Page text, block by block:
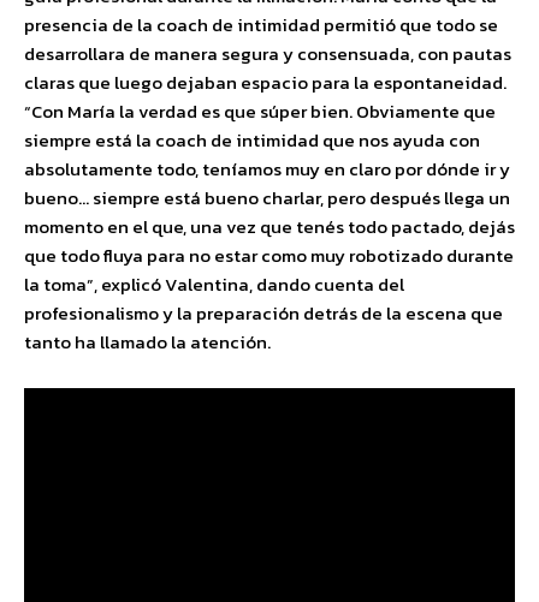
presencia de la coach de intimidad permitió que todo se
desarrollara de manera segura y consensuada, con pautas
claras que luego dejaban espacio para la espontaneidad.
“Con María la verdad es que súper bien. Obviamente que
siempre está la coach de intimidad que nos ayuda con
absolutamente todo, teníamos muy en claro por dónde ir y
bueno… siempre está bueno charlar, pero después llega un
momento en el que, una vez que tenés todo pactado, dejás
que todo fluya para no estar como muy robotizado durante
la toma”, explicó Valentina, dando cuenta del
profesionalismo y la preparación detrás de la escena que
tanto ha llamado la atención.